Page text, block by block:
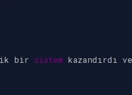
bir sistem kazandırdı ve